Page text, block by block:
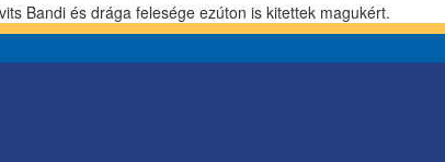
Bandi és drága felesége ezúton is kitettek magukért.